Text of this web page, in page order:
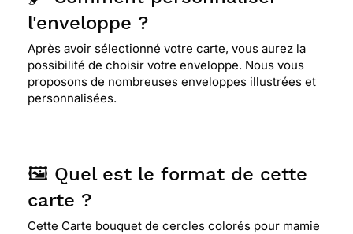
l'enveloppe ?
Après avoir sélectionné votre carte, vous aurez la
possibilité de choisir votre enveloppe. Nous vous
proposons de nombreuses enveloppes illustrées et
personnalisées.
🖼️ Quel est le format de cette
carte ?
Cette Carte bouquet de cercles colorés pour mamie